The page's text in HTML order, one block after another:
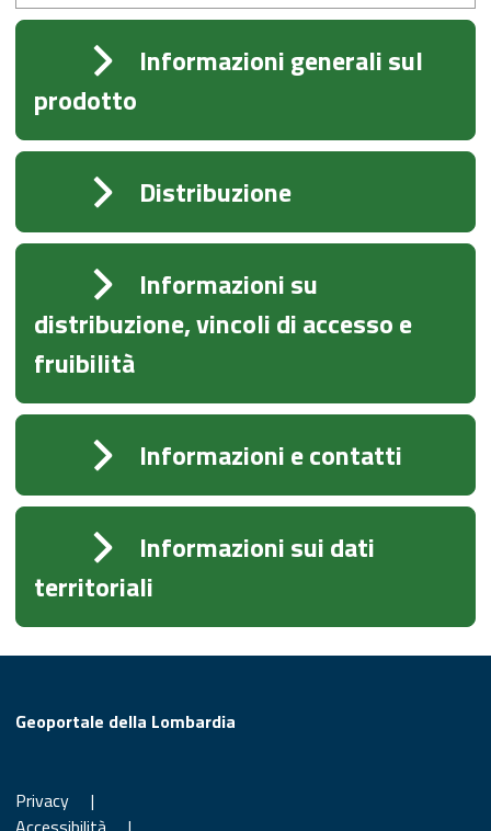
Informazioni generali sul
prodotto
Distribuzione
Informazioni su
distribuzione, vincoli di accesso e
fruibilità
Informazioni e contatti
Informazioni sui dati
territoriali
Geoportale della Lombardia
Privacy
|